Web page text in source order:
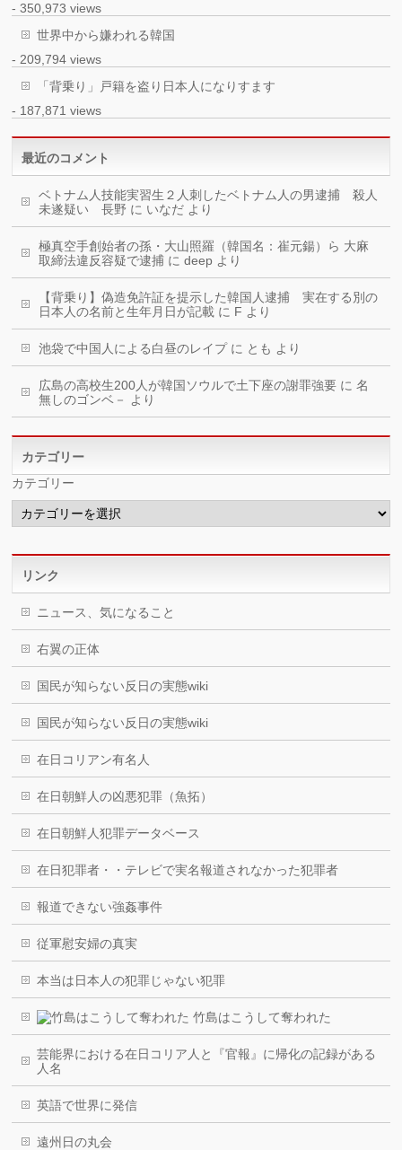
- 350,973 views
世界中から嫌われる韓国
- 209,794 views
「背乗り」戸籍を盗り日本人になりすます
- 187,871 views
最近のコメント
ベトナム人技能実習生２人刺したベトナム人の男逮捕 殺人
未遂疑い 長野 に いなだ より
極真空手創始者の孫・大山照羅（韓国名：崔元鍚）ら 大麻
取締法違反容疑で逮捕 にdeep より
【背乗り】偽造免許証を提示した韓国人逮捕 実在する別の
日本人の名前と生年月日が記載 に F より
池袋で中国人による白昼のレイプに とも より
広島の高校生200人が韓国ソウルで土下座の謝罪強要 に名
無しのゴンベ－
より
カテゴリー
カテゴリー
リンク
ニュース、気になること
右翼の正体
国民が知らない反日の実態wiki
国民が知らない反日の実態wiki
在日コリアン有名人
在日朝鮮人の凶悪犯罪（魚拓）
在日朝鮮人犯罪データベース
在日犯罪者・・テレビで実名報道されなかった犯罪者
報道できない強姦事件
従軍慰安婦の真実
本当は日本人の犯罪じゃない犯罪
竹島はこうして奪われた
芸能界における在日コリア人と『官報』に帰化の記録がある
人名
英語で世界に発信
遠州日の丸会